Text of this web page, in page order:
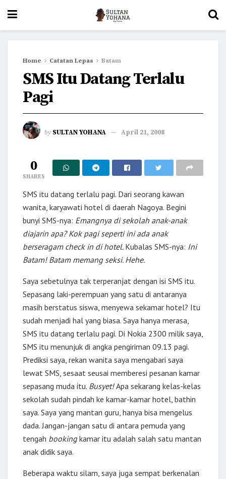
Home Catatan Lepas Batam
SMS Itu Datang Terlalu
Pagi
by SULTAN YOHANA April 21, 2008
0
SHARES
SMS itu datang terlalu pagi. Dari seorang kawan
wanita, karyawati hotel di daerah Nagoya. Begini
bunyi SMS-nya: Emangnya di sekolah anak-anak
diajarin apa? Kok pagi seperti ini ada anak
berseragam check in di hotel. Kubalas SMS-nya: Ini
Batam! Batam memang seksi. Hehe.
Saya sebetulnya tak terperanjat dengan isi SMS itu.
Sepasang laki-perempuan yang satu di antaranya
masih berstatus siswa, menyewa sekamar hotel? Itu
sudah menjadi hal yang biasa. Saya hanya merasa,
SMS itu datang terlalu pagi. Di Nokia 2300 milik saya,
SMS itu menunjuk di angka pengiriman 09.13 pagi.
Prediksi saya, rekan wanita saya mengabari saya
lewat SMS, sesaat seusai memberesi pesanan kamar
sepasang muda itu. Busyet!Apa sekarang kelas-kelas
sekolah sudah pindah ke kamar-kamar hotel, bathin
saya. Saya yang mantan guru, hanya bisa mengelus
dada. Jangan-jangan satu di antara pemuda yang
tengah bookingkamar itu adalah salah satu mantan
anak didik saya.
Beberapa waktu silam, saya juga sempat berkenalan